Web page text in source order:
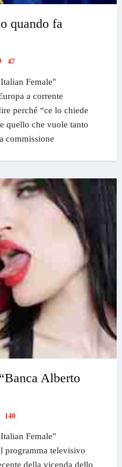
quando fa
47
Female"
a corrente
perché “ce lo chiede
quello che vuole tanto
commissione
Alberto
140
Female"
programma televisivo
della vicenda dello